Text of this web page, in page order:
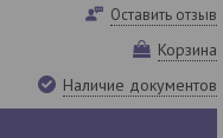
Оставить отзыв
Корзина
Наличие документов